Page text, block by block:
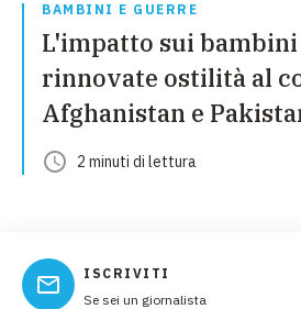
BAMBINI E GUERRE
L'impatto sui
rinnovate ostilità al
Afghanistan e
2 minuti di lettura
ISCRIVITI
Se sei un giornalista